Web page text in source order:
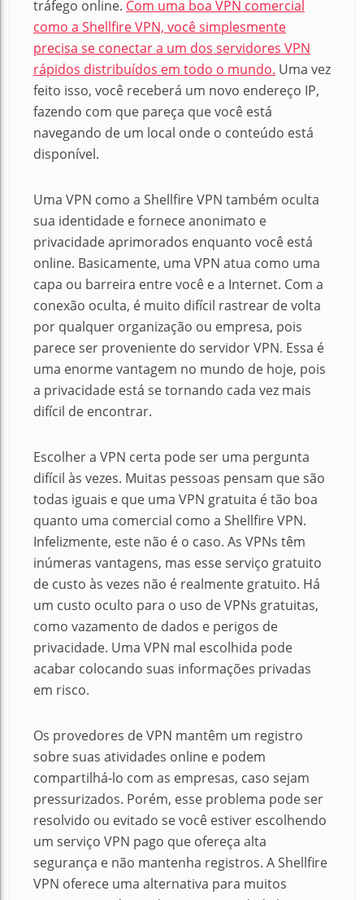
tráfego online. Com uma boa VPN comercial
como a Shellfire VPN, você simplesmente
precisa se conectar a um dos servidores VPN
rápidos distribuídos em todo o mundo. Uma vez
feito isso, você receberá um novo endereço IP,
fazendo com que pareça que você está
navegando de um local onde o conteúdo está
disponível.
Uma VPN como a Shellfire VPN também oculta
sua identidade e fornece anonimato e
privacidade aprimorados enquanto você está
online. Basicamente, uma VPN atua como uma
capa ou barreira entre você e a Internet. Com a
conexão oculta, é muito difícil rastrear de volta
por qualquer organização ou empresa, pois
parece ser proveniente do servidor VPN. Essa é
uma enorme vantagem no mundo de hoje, pois
a privacidade está se tornando cada vez mais
difícil de encontrar.
Escolher a VPN certa pode ser uma pergunta
difícil às vezes. Muitas pessoas pensam que são
todas iguais e que uma VPN gratuita é tão boa
quanto uma comercial como a Shellfire VPN.
Infelizmente, este não é o caso. As VPNs têm
inúmeras vantagens, mas esse serviço gratuito
de custo às vezes não é realmente gratuito. Há
um custo oculto para o uso de VPNs gratuitas,
como vazamento de dados e perigos de
privacidade. Uma VPN mal escolhida pode
acabar colocando suas informações privadas
em risco.
Os provedores de VPN mantêm um registro
sobre suas atividades online e podem
compartilhá-lo com as empresas, caso sejam
pressurizados. Porém, esse problema pode ser
resolvido ou evitado se você estiver escolhendo
um serviço VPN pago que ofereça alta
segurança e não mantenha registros. A Shellfire
VPN oferece uma alternativa para muitos